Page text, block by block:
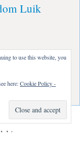
Luik
Italiano
to use this website, you
here:Cookie Policy -